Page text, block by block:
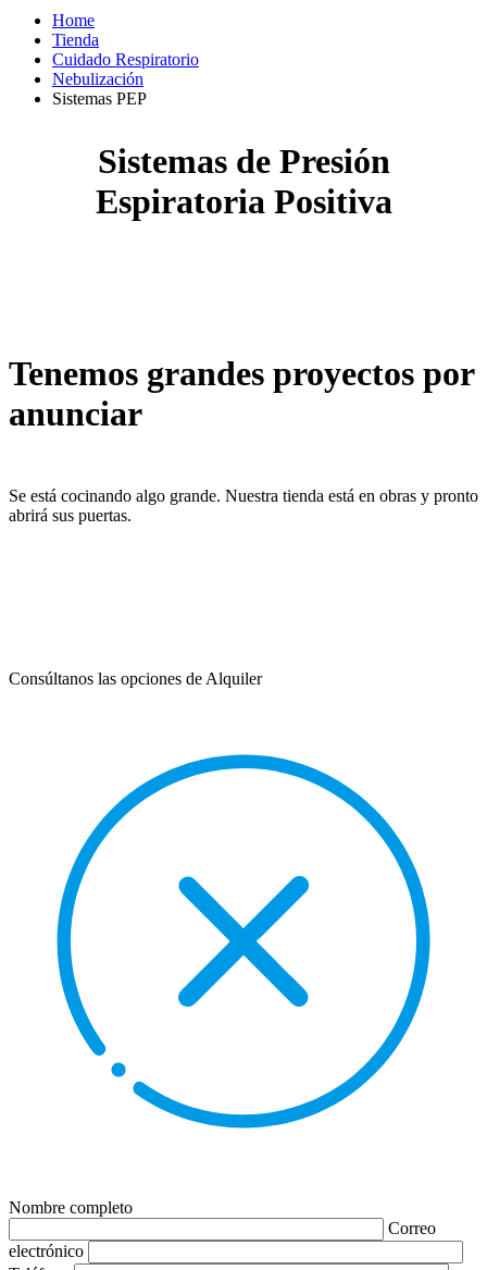
Home
Tienda
Cuidado Respiratorio
Nebulización
Sistemas PEP
Sistemas de Presión
Espiratoria Positiva
Tenemos grandes proyectos por
anunciar
Se está cocinando algo grande. Nuestra tienda está en obras y pronto
abrirá sus puertas.
Consúltanos las opciones de Alquiler
Nombre completo
Correo
electrónico